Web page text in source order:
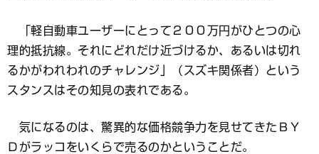
「軽自動車ユーザーにとって２００万円がひとつの心
理的抵抗線。それにどれだけ近づけるか、あるいは切れ
るかがわれわれのチャレンジ」（スズキ関係者）という
スタンスはその知見の表れである。
気になるのは、驚異的な価格競争力を見せてきたＢＹ
Ｄがラッコをいくらで売るのかということだ。